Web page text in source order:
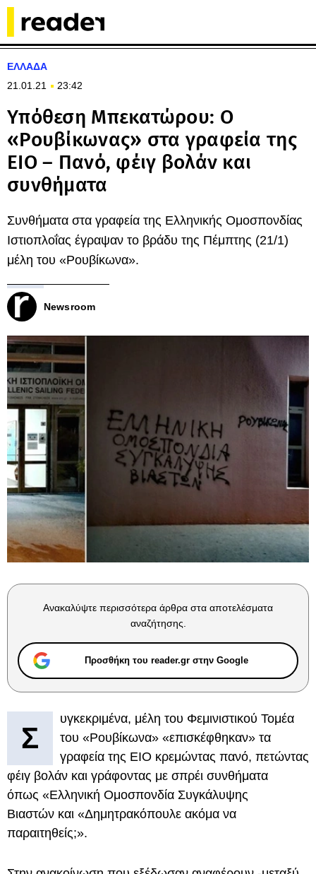
ΕΛΛΑΔΑ
21.01.21
23:42
Υπόθεση Μπεκατώρου: Ο
«Ρουβίκωνας» στα γραφεία της
ΕΙΟ – Πανό, φέιγ βολάν και
συνθήματα
Συνθήματα στα γραφεία της Ελληνικής Ομοσπονδίας
Ιστιοπλοΐας έγραψαν το βράδυ της Πέμπτης (21/1)
μέλη του «Ρουβίκωνα».
Newsroom
Ανακαλύψτε περισσότερα άρθρα στα αποτελέσματα
αναζήτησης.
Προσθήκη του reader.gr στην Google
Σ
υγκεκριμένα, μέλη του Φεμινιστικού Τομέα
του «Ρουβίκωνα» «επισκέφθηκαν» τα
γραφεία της ΕΙΟ κρεμώντας πανό, πετώντας
φέιγ βολάν και γράφοντας με σπρέι συνθήματα
όπως «Ελληνική Ομοσπονδία Συγκάλυψης
Βιαστών και «Δημητρακόπουλε ακόμα να
παραιτηθείς;».